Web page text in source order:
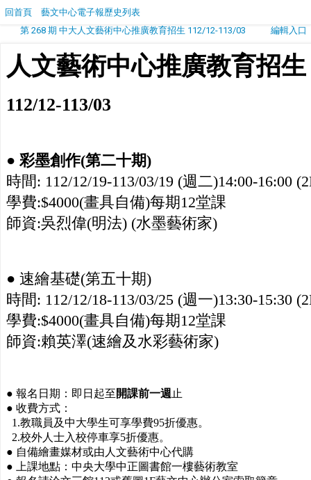
回首頁
藝文中心電子報歷史列表
第 268 期 中大人文藝術中心推廣教育招生 112/12-113/03
編輯入口